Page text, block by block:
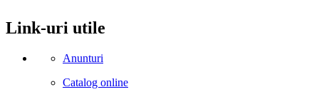
Link-uri utile
Anunturi
Catalog online